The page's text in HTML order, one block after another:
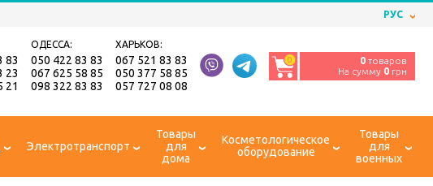
РУС
83
23
21
ОДЕССА:
050 422 83 83
067 625 58 85
098 322 83 83
ХАРЬКОВ:
067 521 83 83
050 377 58 85
057 727 08 08
0 0 товаров
На сумму 0 грн
Электротранспорт
Товары
для
дома
Косметологическое
оборудование
Товары
для
военных